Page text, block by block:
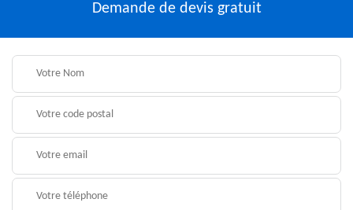
Demande de devis gratuit